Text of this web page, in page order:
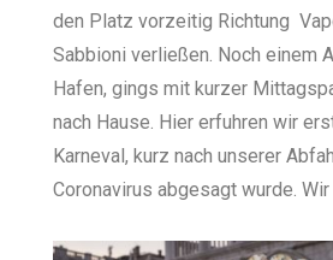
den Platz vorzeitig Richtung
Sabbioni verließen. Noch einem
Hafen, gings mit kurzer
nach Hause. Hier erfuhren wir
Karneval, kurz nach unserer
Coronavirus abgesagt wurde.